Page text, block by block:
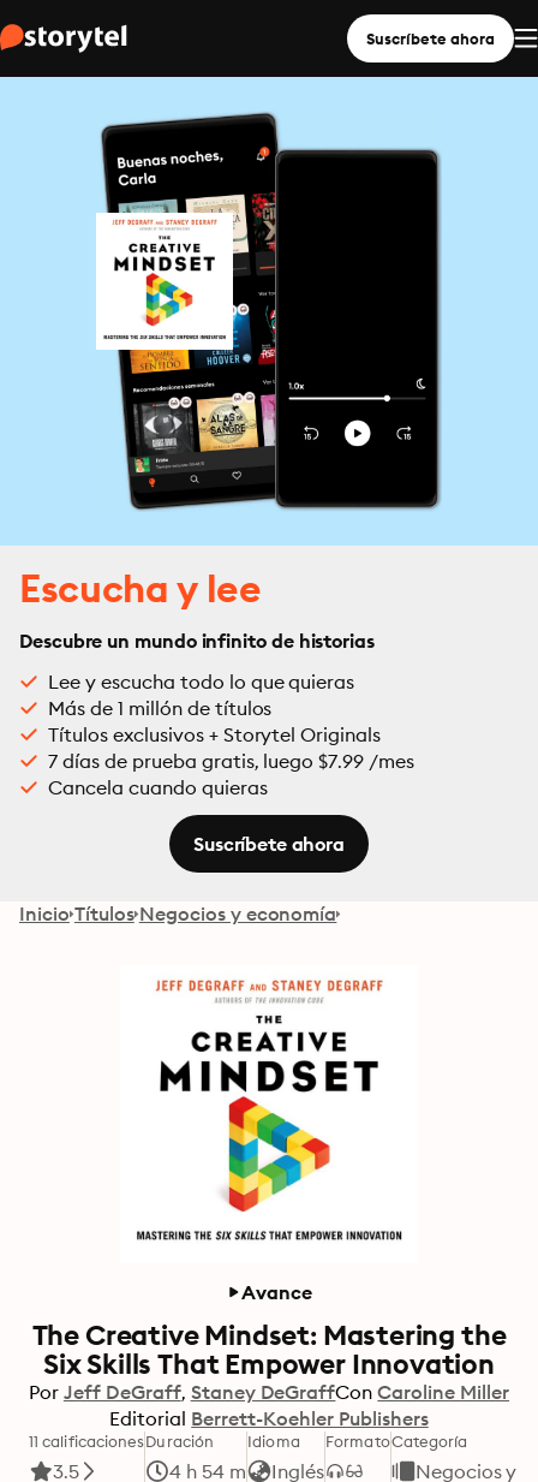
Suscríbete ahora
Escucha y lee
Descubre un mundo infinito de historias
Lee y escucha todo lo que quieras
Más de 1 millón de títulos
Títulos exclusivos + Storytel Originals
7 días de prueba gratis, luego $7.99 /mes
Cancela cuando quieras
Suscríbete ahora
Inicio Títulos Negocios y economía
Avance
The Creative Mindset: Mastering the
Six Skills That Empower Innovation
Por Jeff DeGraff Staney DeGraffCon Caroline Miller
Editorial Berrett-Koehler Publishers
11 calificaciones
3.5
Duración
4 h 54 m
Idioma
Inglés
FormatoCategoría
Negocios y